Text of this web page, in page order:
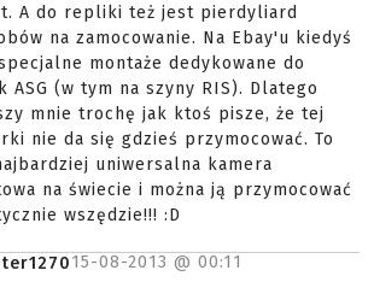
A do repliki też jest pierdyliard
na zamocowanie. Na Ebay'u kiedyś
montaże dedykowane do
ASG (w tym na szyny RIS). Dlatego
mnie trochę jak ktoś pisze, że tej
nie da się gdzieś przymocować. To
uniwersalna kamera
na świecie i można ją przymocować
wszędzie!!! :D
15-08-2013 @ 00:11